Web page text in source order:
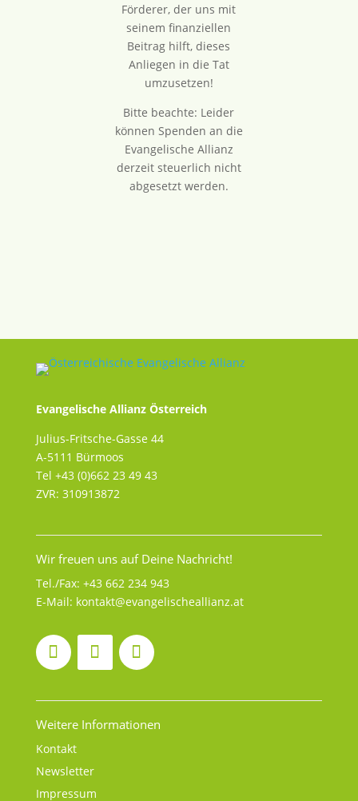
Förderer, der uns mit
seinem finanziellen
Beitrag hilft, dieses
Anliegen in die Tat
umzusetzen!
Bitte beachte: Leider
können Spenden an die
Evangelische Allianz
derzeit steuerlich nicht
abgesetzt werden.
Evangelische Allianz Österreich
Julius-Fritsche-Gasse 44
A-5111 Bürmoos
Tel +43 (0)662 23 49 43
ZVR: 310913872
Wir freuen uns auf Deine Nachricht!
Tel./Fax: +43 662 234 943
E-Mail: kontakt@evangelischeallianz.at
Weitere Informationen
Kontakt
Newsletter
Impressum